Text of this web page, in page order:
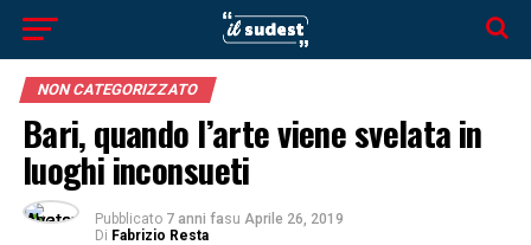
NON CATEGORIZZATO
Bari, quando l’arte viene svelata in
luoghi inconsueti
Pubblicato 7 anni fasu Aprile 26, 2019
Di Fabrizio Resta